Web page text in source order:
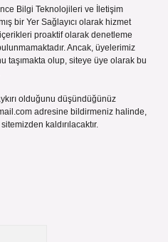
Bilgi Teknolojileri ve İletişim
bir Yer Sağlayıcı olarak hizmet
proaktif olarak denetleme
Ancak, üyelerimiz
taşımakta olup, siteye üye olarak bu
olduğunu düşündüğünüz
adresine bildirmeniz halinde,
kaldırılacaktır.